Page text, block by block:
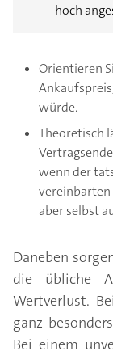
hoch
Orientieren
würde.
Theoretisch
wenn der
vereinbarten
aber selbst
Daneben
die übliche
Wertverlust.
ganz
Bei einem